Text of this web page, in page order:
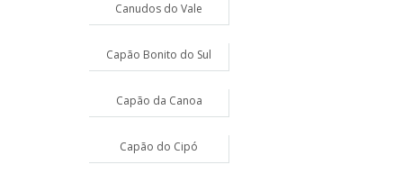
Canudos do Vale
Capão Bonito do Sul
Capão da Canoa
Capão do Cipó